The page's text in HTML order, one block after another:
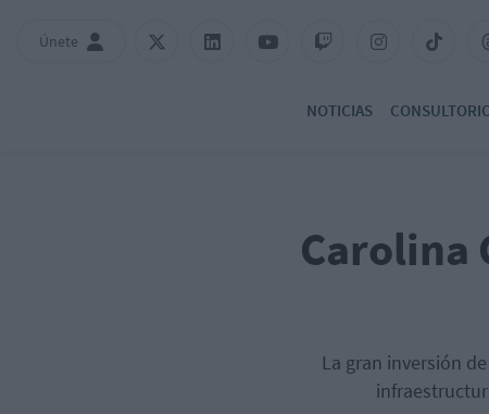
Únete
NOTICIAS
Carolina
La gran inversión